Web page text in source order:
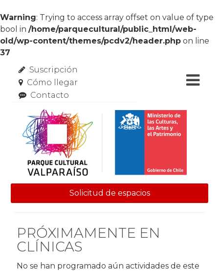
Warning: Trying to access array offset on value of type
bool in /home/parquecultural/public_html/web-
old/wp-content/themes/pcdv2/header.php on line
37
Suscripción
Cómo llegar
Contacto
Solicitud de espacios
PRÓXIMAMENTE EN
CLÍNICAS
No se han programado aún actividades de este